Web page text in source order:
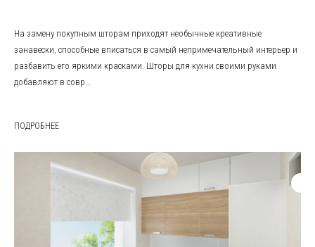
На замену покупным шторам приходят необычные креативные
занавески, способные вписаться в самый непримечательный интерьер и
разбавить его яркими красками. Шторы для кухни своими руками
добавляют в совр...
ПОДРОБНЕЕ